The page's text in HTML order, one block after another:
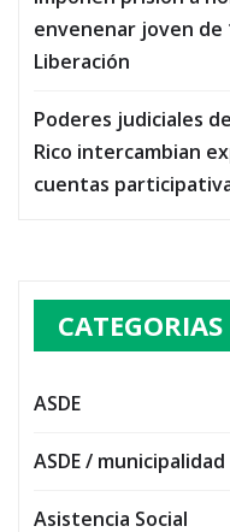
envenenar joven de
Liberación
Poderes judiciales
Rico intercambian
cuentas
CATEGORIAS
ASDE
ASDE / municipalidad
Asistencia Social